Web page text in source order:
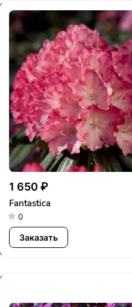
1 650 ₽
Fantastica
0
Заказать